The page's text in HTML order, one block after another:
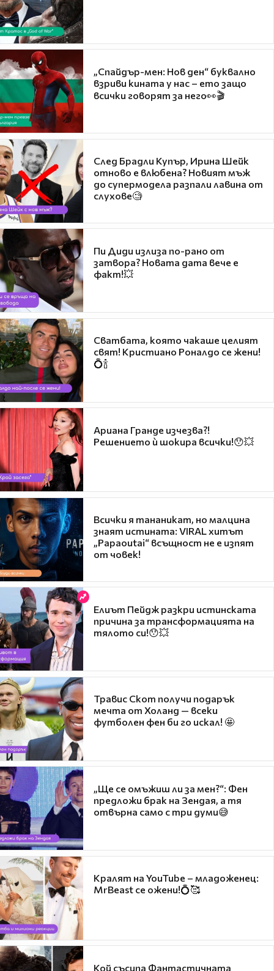
„Спайдър-мен: Нов ден“ буквално
взриви кината у нас – ето защо
всички говорят за него👀🎬
След Брадли Купър, Ирина Шейк
отново е влюбена? Новият мъж
до супермодела разпали лавина от
слухове🧐
Пи Диди излиза по-рано от
затвора? Новата дата вече е
факт!💥
Сватбата, която чакаше целият
свят! Кристиано Роналдо се жени!
💍🍾
Ариана Гранде изчезва?!
Решението ѝ шокира всички!😯💥
Всички я тананикат, но малцина
знаят истината: VIRAL хитът
„Papaoutai“ всъщност не е изпят
от човек!
Елиът Пейдж разкри истинската
причина за трансформацията на
тялото си!😯💥
Травис Скот получи подарък
мечта от Холанд — всеки
футболен фен би го искал! 🤩
„Ще се омъжиш ли за мен?“: Фен
предложи брак на Зендая, а тя
отвърна само с три думи😅
Кралят на YouTube – младоженец:
MrBeast се ожени!💍🥰
Кой съсипа Фантастичната